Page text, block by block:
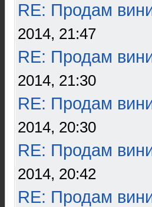
RE: Продам
2014, 21:47
RE: Продам
2014, 21:30
RE: Продам
2014, 20:30
RE: Продам
2014, 20:42
RE: Продам